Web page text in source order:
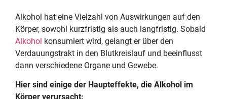
Alkohol hat eine Vielzahl von Auswirkungen auf den
Körper, sowohl kurzfristig als auch langfristig. Sobald
Alkohol konsumiert wird, gelangt er über den
Verdauungstrakt in den Blutkreislauf und beeinflusst
dann verschiedene Organe und Gewebe.
Hier sind einige der Haupteffekte, die Alkohol im
Körper verursacht: